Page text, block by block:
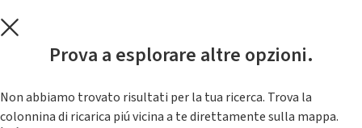
Prova a esplorare altre opzioni.
Non abbiamo trovato risultati per la tua ricerca. Trova la
colonnina di ricarica piú vicina a te direttamente sulla mappa.